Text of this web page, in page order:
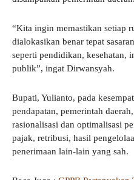
“Kita ingin memastikan setiap
dialokasikan benar tepat
seperti pendidikan, kesehatan,
publik”, ingat Dirwansyah.
Bupati, Yulianto, pada
pendapatan, pemerintah
rasionalisasi dan optimalisasi
pajak, retribusi, hasil
penerimaan lain-lain yang sah.